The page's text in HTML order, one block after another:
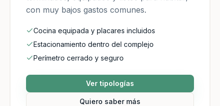
con muy bajos gastos comunes.
Cocina equipada y placares incluidos
Estacionamiento dentro del complejo
Perímetro cerrado y seguro
Ver tipologías
Quiero saber más